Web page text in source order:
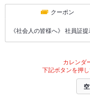
クーポン
《社会人の皆様へ》 社員証
カレンダ
下記ボタンを押